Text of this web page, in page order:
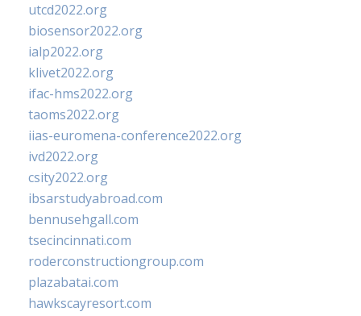
utcd2022.org
biosensor2022.org
ialp2022.org
klivet2022.org
ifac-hms2022.org
taoms2022.org
iias-euromena-conference2022.org
ivd2022.org
csity2022.org
ibsarstudyabroad.com
bennusehgall.com
tsecincinnati.com
roderconstructiongroup.com
plazabatai.com
hawkscayresort.com